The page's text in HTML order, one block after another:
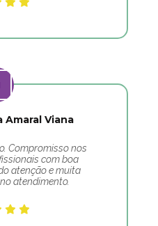
Amaral Viana
Compromisso nos
com boa
atenção e muita
atendimento.